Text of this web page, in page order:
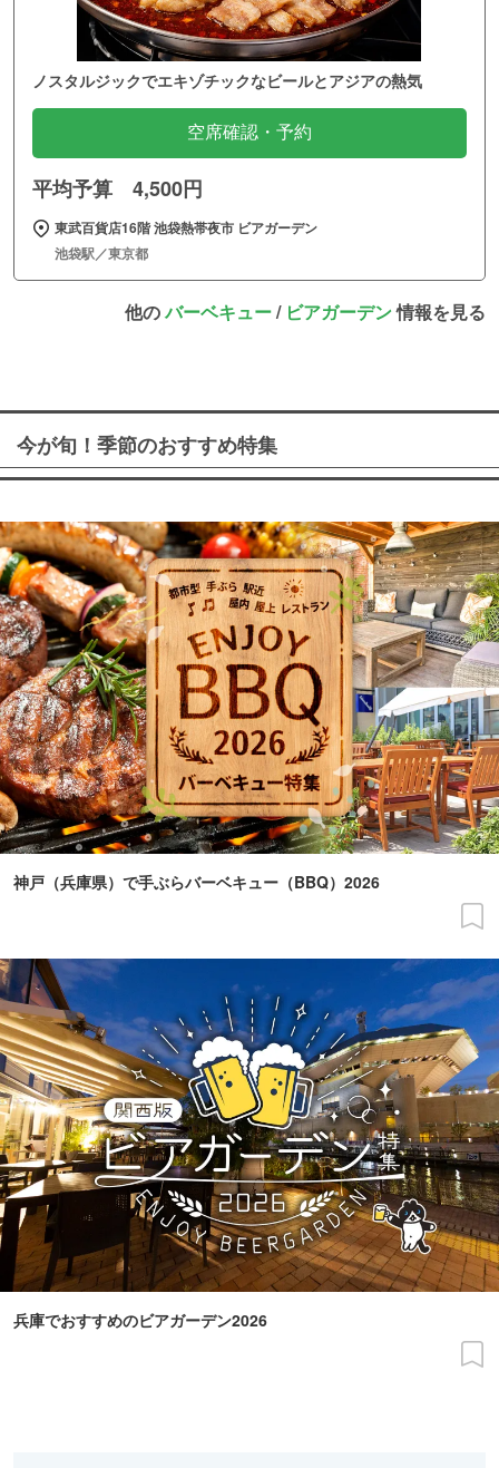
ノスタルジックでエキゾチックなビールとアジアの熱気
空席確認・予約
平均予算 4,500円
東武百貨店16階 池袋熱帯夜市 ビアガーデン
池袋駅／東京都
他のバーベキュー/ ビアガーデン情報を見る
今が旬！季節のおすすめ特集
神戸（兵庫県）で手ぶらバーベキュー（BBQ）2026
兵庫でおすすめのビアガーデン2026